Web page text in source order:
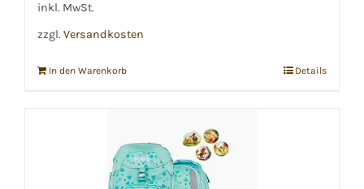
inkl. MwSt.
zzgl. Versandkosten
In den Warenkorb Details